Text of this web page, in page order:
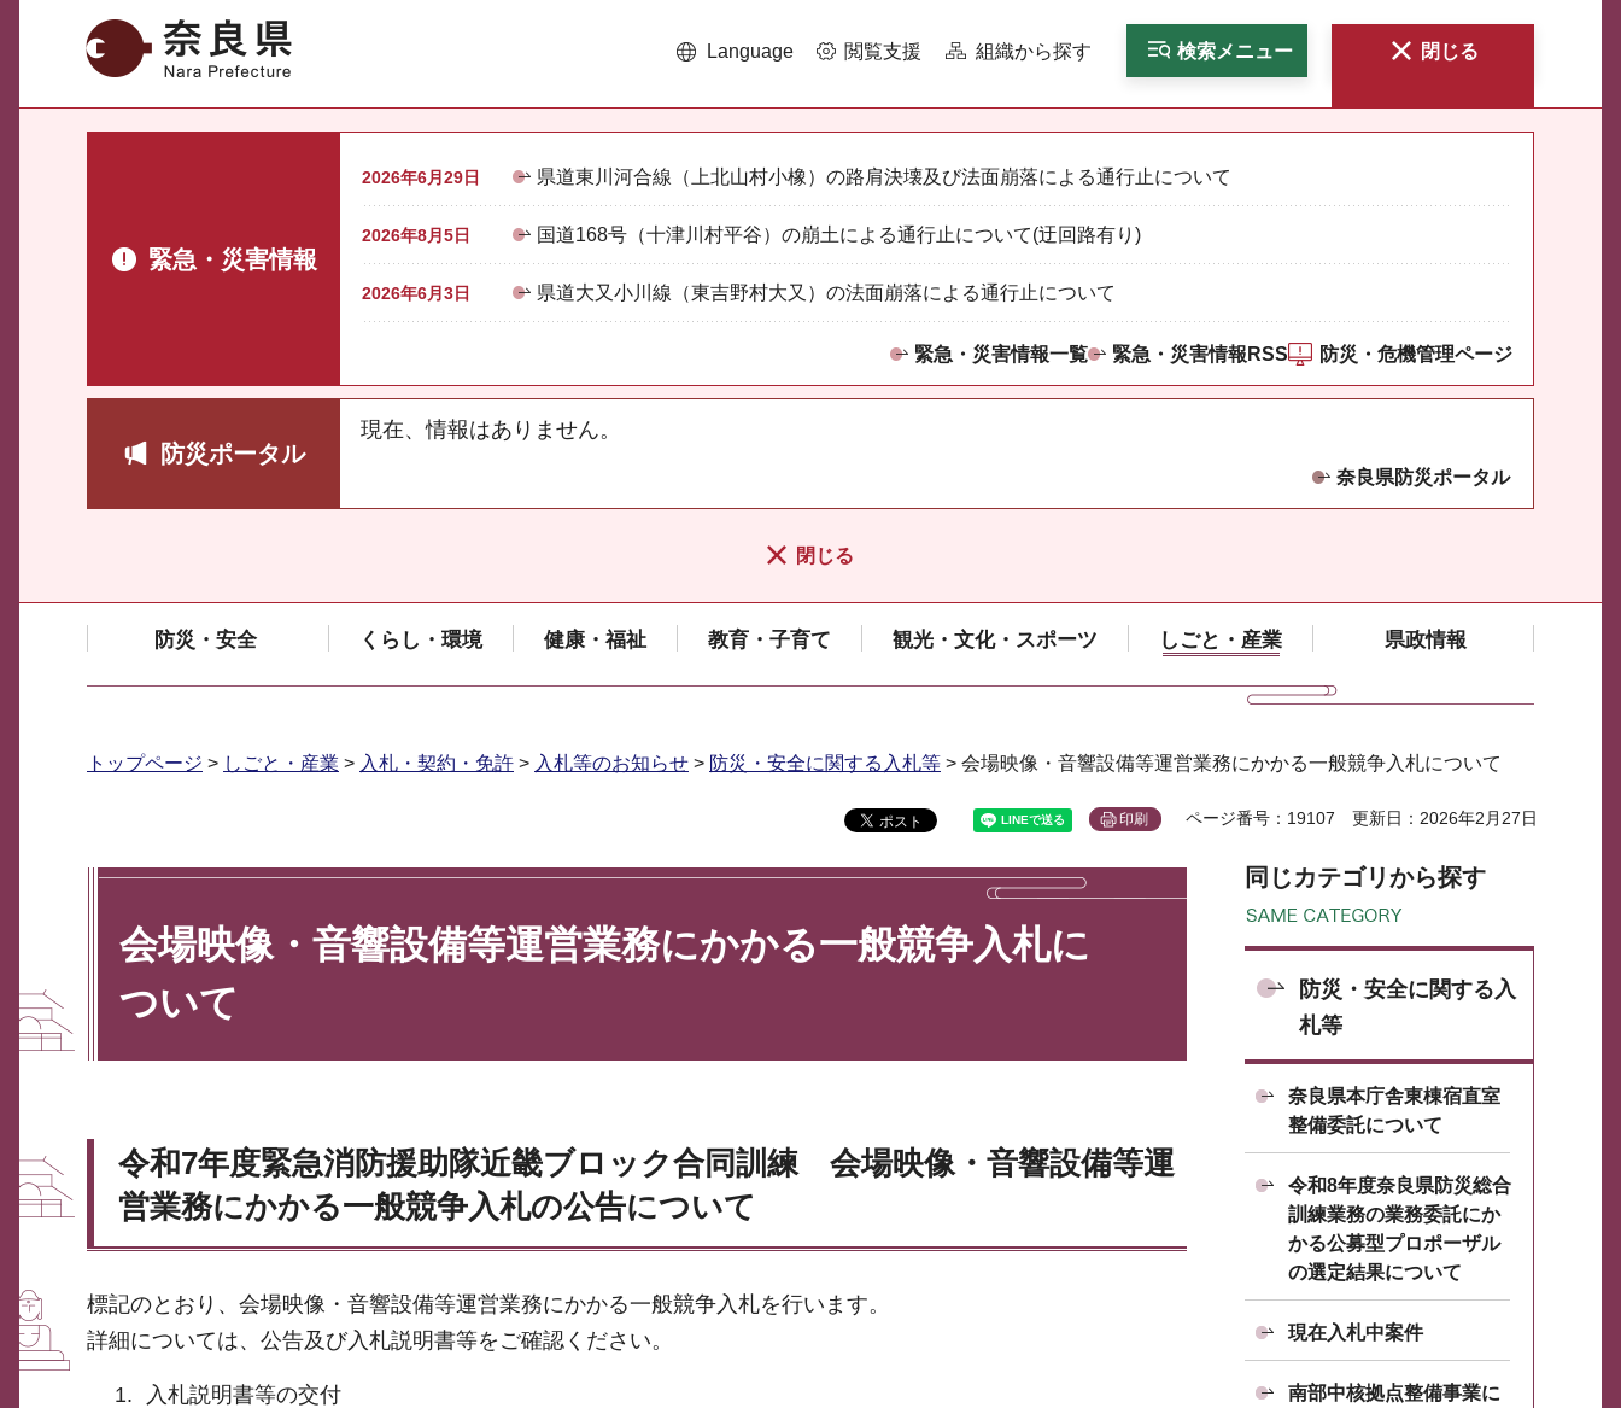
奈良県 Language 閲覧支援 組織から探す 検索メニュー 閉じる
緊急・災害情報
2026年6月29日 県道東川河合線（上北山村小橡）の路肩決壊及び法面崩落による通行止について
2026年8月5日 国道168号（十津川村平谷）の崩土による通行止について(迂回路有り)
2026年6月3日 県道大又小川線（東吉野村大又）の法面崩落による通行止について
緊急・災害情報一覧 緊急・災害情報RSS 防災・危機管理ページ
防災ポータル
現在、情報はありません。
奈良県防災ポータル
閉じる
防災・安全 くらし・環境 健康・福祉 教育・子育て 観光・文化・スポーツ しごと・産業 県政情報
トップページ > しごと・産業 > 入札・契約・免許 > 入札等のお知らせ > 防災・安全に関する入札等 > 会場映像・音響設備等運営業務にかかる一般競争入札について
印刷 ページ番号：19107 更新日：2026年2月27日
会場映像・音響設備等運営業務にかかる一般競争入札に
ついて
令和7年度緊急消防援助隊近畿ブロック合同訓練 会場映像・音響設備等運
営業務にかかる一般競争入札の公告について
標記のとおり、会場映像・音響設備等運営業務にかかる一般競争入札を行います。
詳細については、公告及び入札説明書等をご確認ください。
入札説明書等の交付
同じカテゴリから探す
防災・安全に関する入
札等
奈良県本庁舎東棟宿直室
整備委託について
令和8年度奈良県防災総合
訓練業務の業務委託にか
かる公募型プロポーザル
の選定結果について
現在入札中案件
南部中核拠点整備事業に